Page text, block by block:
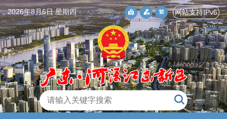
2026年8月6日 星期四 网站支持IPv6